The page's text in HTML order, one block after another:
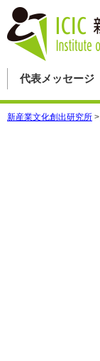
代表メッセージ
新産業文化創出研究所 >